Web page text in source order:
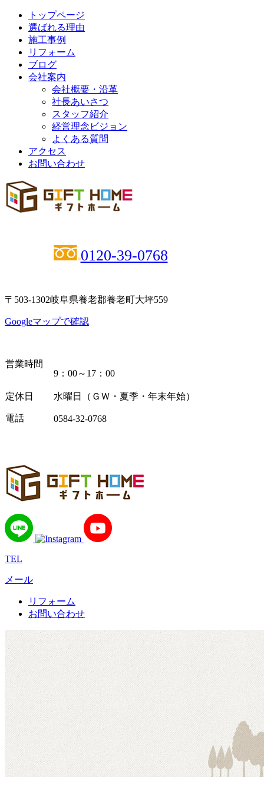
トップページ
選ばれる理由
施工事例
リフォーム
ブログ
会社案内
会社概要・沿革
社長あいさつ
スタッフ紹介
経営理念ビジョン
よくある質問
アクセス
お問い合わせ
0120-39-0768
〒503-1302岐阜県養老郡養老町大坪559
Googleマップで確認
営業時間
9：00～17：00
定休日 水曜日（ＧＷ・夏季・年末年始）
電話 0584-32-0768
TEL
メール
リフォーム
お問い合わせ